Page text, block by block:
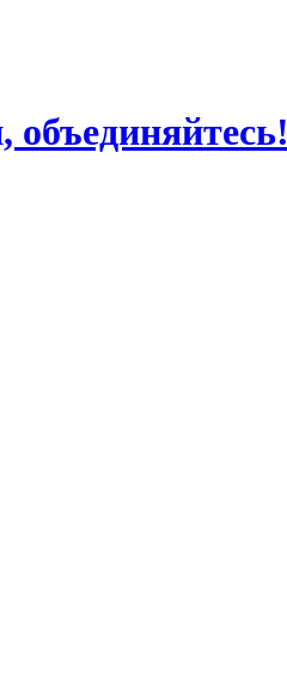
объединяйтесь!